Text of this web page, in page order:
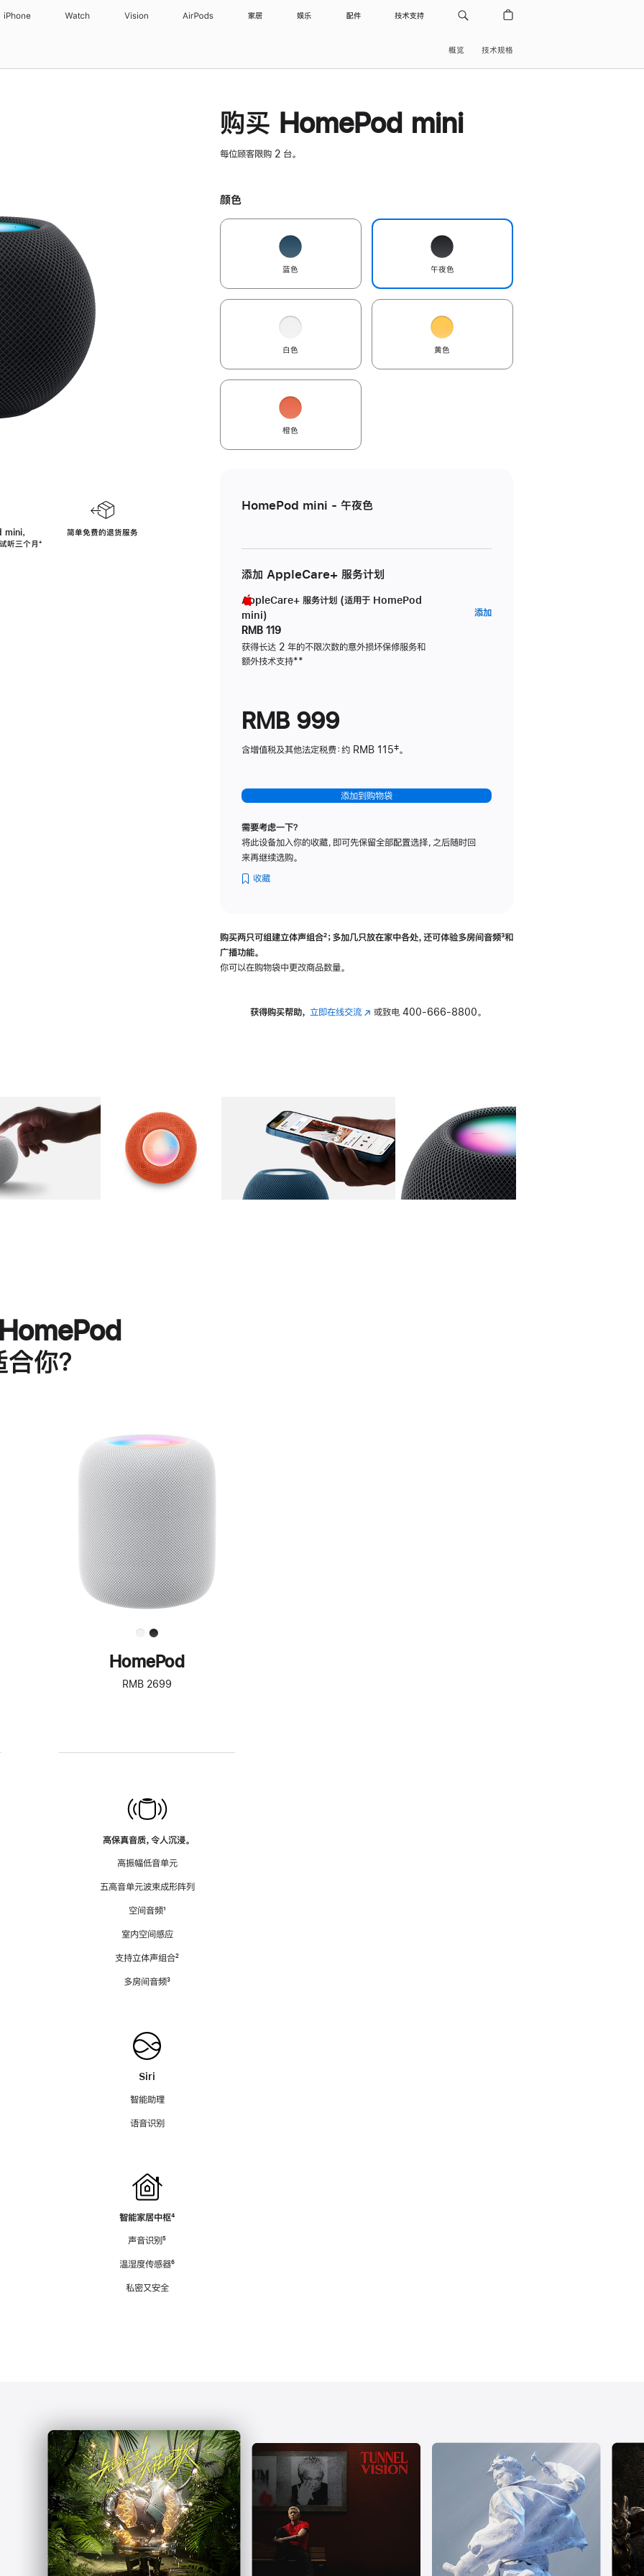
iPhone Watch Vision AirPods 家居 娱乐 配件 技术支持
概览 技术规格
，
听三个月脚
⁺
简单免费的退货服务
购买 HomePod mini
每位顾客限购 2 台。
颜色
蓝色 午夜色
白色 黄色
橙色
HomePod mini - 午夜色
添加 AppleCare+ 服务计划
AppleCare+ 服务计划 (适用于 HomePod
mini)
RMB 119
获得长达 2 年的不限次数的意外损坏保修服务和
额外技术支持脚
**
添加AppleCare+
RMB 999
含增值税及其他法定税费：约 RMB 115‡。
添加到购物袋
需要考虑一下？
将此设备加入你的收藏，即可先保留全部配置选择，之后随时回
来再继续选购。
收藏
购买两只可组建立体声组合脚
²；多加几只放在家中各处，还可体验多‍房‍间音频脚
³和
广播功能。
你可以在购物袋中更改商品数量。
获得购买帮助， 立即在线交流(在 或致电 400-666-8800。
图库 图像 图库 图像 图库 图像 4 图库 图像 5
你？
进
一
步
了
解
HomePod<
HomePod
RMB 2699
高保真音质，令人沉浸。
高振幅低音单元
五高音单元波束成形阵列
空间音频脚
¹
室内空间感应
支持立体声组合脚
²
多房间音频脚
³
Siri
智能助理
语音识别
智能家居中枢脚
⁴
声音识别脚
⁵
温湿度传感器脚
⁶
私密又安全